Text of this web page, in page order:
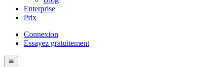
Enterprise
Prix
Menutech
navigation
Connexion
Essayez gratuitement
menu